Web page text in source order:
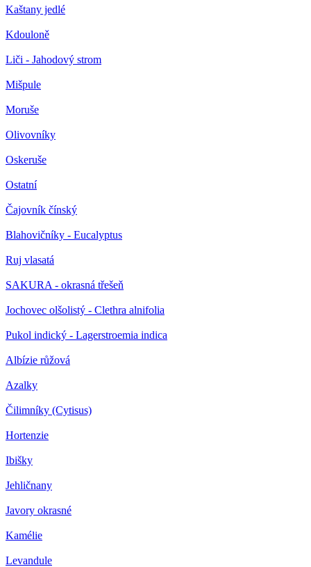
Kaštany jedlé
Kdouloně
Liči - Jahodový strom
Mišpule
Moruše
Olivovníky
Oskeruše
Ostatní
Čajovník čínský
Blahovičníky - Eucalyptus
Ruj vlasatá
SAKURA - okrasná třešeň
Jochovec olšolistý - Clethra alnifolia
Pukol indický - Lagerstroemia indica
Albízie růžová
Azalky
Čilimníky (Cytisus)
Hortenzie
Ibišky
Jehličnany
Javory okrasné
Kamélie
Levandule